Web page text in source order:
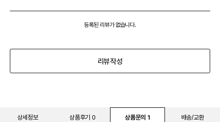
등록된 리뷰가 없습니다.
리뷰작성
상세정보 상품후기 0 상품문의 1 배송/교환